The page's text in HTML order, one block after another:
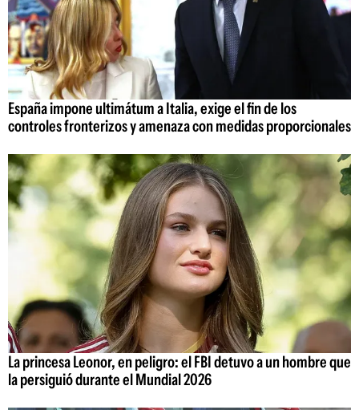
España impone ultimátum a Italia, exige el fin de los
controles fronterizos y amenaza con medidas proporcionales
La princesa Leonor, en peligro: el FBI detuvo a un hombre que
la persiguió durante el Mundial 2026